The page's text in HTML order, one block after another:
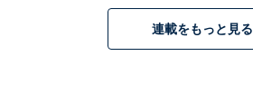
連載をもっと見る